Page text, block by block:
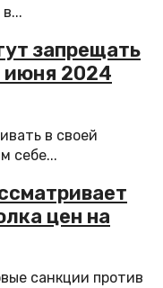
запрещать
июня 2024
в своей
себе...
цен на
санкции против